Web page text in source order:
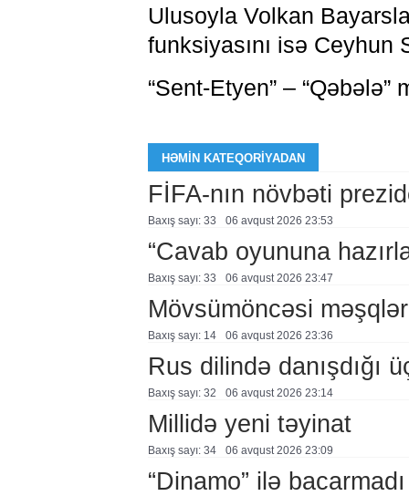
Ulusoyla Volkan
funksiyasını isə
“Sent-Etyen” –
HƏMIN KATEQORIYADAN
FİFA-nın növbəti
Baxış sayı: 33 06 avqust 2026 23:53
“Cavab oyununa
Baxış sayı: 33 06 avqust 2026 23:47
Mövsümöncəsi
Baxış sayı: 14 06 avqust 2026 23:36
Rus dilində danışdığı
Baxış sayı: 32 06 avqust 2026 23:14
Millidə yeni təyinat
Baxış sayı: 34 06 avqust 2026 23:09
“Dinamo” ilə bacarmadı